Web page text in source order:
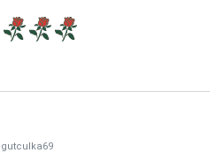
gutculka69